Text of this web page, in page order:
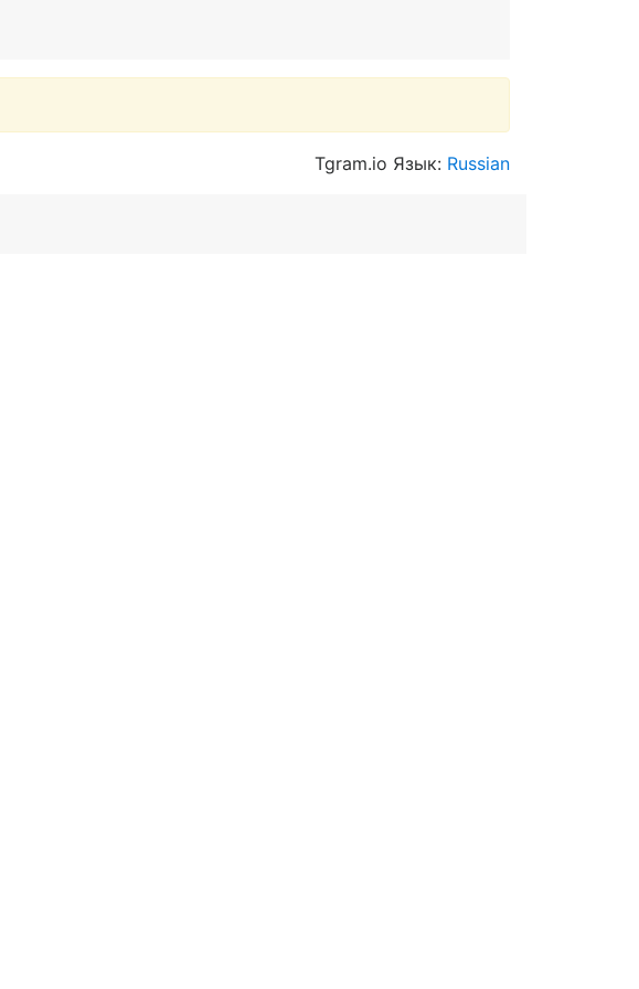
Tgram.io Язык: Russian